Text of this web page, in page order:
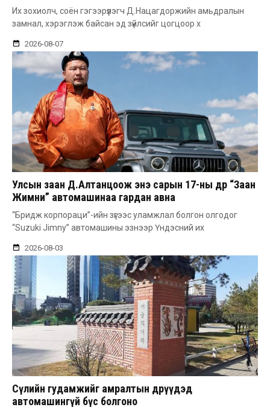
Их зохиолч, соён гэгээрүүлэгч Д.Нацагдоржийн амьдралын
замнал, хэрэглэж байсан эд зүйлсийг цогцоор х
2026-08-07
Улсын заан Д.Алтанцоож энэ сарын 17-ны өдөр “Заан
Жимни” автомашинаа гардан авна
“Бридж корпораци”-ийн зүгээс уламжлал болгон олгодог
“Suzuki Jimny” автомашины эзнээр Үндэсний их
2026-08-03
Сөүлийн гудамжийг амралтын өдрүүдэд
автомашингүй бүс болгоно